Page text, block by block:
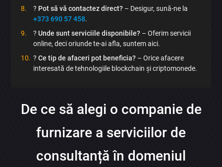
? Pot să vă contactez direct? – Desigur, sună-ne la
+373 690 57 458.
?Unde sunt serviciile disponibile? – Oferim servicii
online, deci oriunde te-ai afla, suntem aici.
?Ce tip de afaceri pot beneficia? – Orice afacere
interesată de tehnologiile blockchain și criptomonede.
De ce să alegi o companie de
furnizare a serviciilor de
consultanță în domeniul
Discută aplicația